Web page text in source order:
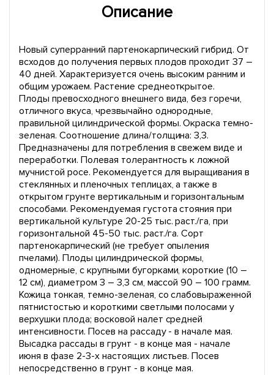
Описание
Новый суперранний партенокарпический гибрид. От
всходов до получения первых плодов проходит 37 –
40 дней. Характеризуется очень высоким ранним и
общим урожаем. Растение среднеоткрытое.
Плоды превосходного внешнего вида, без горечи,
отличного вкуса, чрезвычайно однородные,
правильной цилиндрической формы. Окраска темно-
зеленая. Соотношение длина/толщина: 3,3.
Предназначены для потребления в свежем виде и
переработки. Полевая толерантность к ложной
мучнистой росе. Рекомендуется для выращивания в
стеклянных и пленочных теплицах, а также в
открытом грунте вертикальным и горизонтальным
способами. Рекомендуемая густота стояния при
вертикальной культуре 20-25 тыс. раст./га, при
горизонтальной 45-50 тыс. раст./га. Сорт
партенокарпический (не требует опыления
пчелами). Плоды цилиндрической формы,
одномерные, с крупными бугорками, короткие (10 –
12 см), диаметром 3 – 3,3 см, массой 90 – 100 грамм.
Кожица тонкая, темно-зеленая, со слабовыраженной
пятнистостью и короткими светлыми полосами у
верхушки плода; восковой налет средней
интенсивности. Посев на рассаду - в начале мая.
Высадка рассады в грунт - в конце мая - начале
июня в фазе 2-3-х настоящих листьев. Посев
непосредственно в грунт - в конце мая.